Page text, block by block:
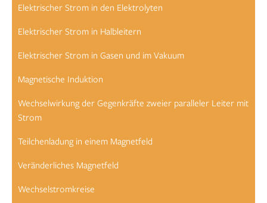
Elektrischer Strom in den Elektrolyten
Elektrischer Strom in Halbleitern
Elektrischer Strom in Gasen und im Vakuum
Magnetische Induktion
Wechselwirkung der Gegenkräfte zweier paralleler Leiter mit
Strom
Teilchenladung in einem Magnetfeld
Veränderliches Magnetfeld
Wechselstromkreise